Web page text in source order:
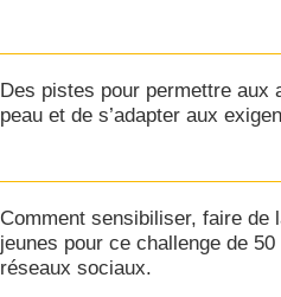
Des pistes pour permettre aux
peau et de s’adapter aux
Comment sensibiliser, faire de
jeunes pour ce challenge de
réseaux sociaux.